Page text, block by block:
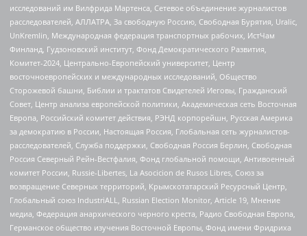
исследований им Вилфрида Мартенса, Сетевое объединение журналистов
расследователей, АЛЛАТРА, За свободную Россию, Свободная Бурятия, Uralic,
UnKremlin, Международная федерация транспортных рабочих, ИстЧам
Финланд, Гудзоновский институт, Фонд Демократического Развития,
Комитет-2024, Центрально-Европейский университет, Центр
восточноевропейских и международных исследований, Общество
Сторожевой башни, Библии и трактатов Свидетелей Иеговы, Гражданский
Совет, Центр анализа европейской политики, Академическая сеть Восточная
Европа, Российский комитет действия, РЭНД корпорейшн, Русская Америка
за демократию в России, Настоящая Россия, Глобальная сеть журналистов-
расследователей, Служба поддержки, Свободная Россия Берлин, Свободная
Россия Северный Рейн-Вестфалия, Фонд глобальной помощи, Антивоенный
комитет России, Russie-Libertes, La Asocicion de Rusos Libres, Союз за
возвращение Северных территорий, Крымскотатарский Ресурсный Центр,
Глобальный союз IndustriALL, Russian Election Monitor, Article 19, Мнение
медиа, Федерация анархического черного креста, Радио Свободная Европа,
Германское общество изучения Восточной Европы, Фонд имени Фридриха